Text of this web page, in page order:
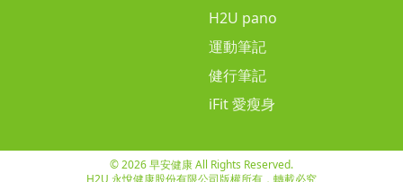
H2U pano
運動筆記
健行筆記
iFit 愛瘦身
© 2026 早安健康 All Rights Reserved.
H2U 永悅健康股份有限公司版權所有，轉載必究